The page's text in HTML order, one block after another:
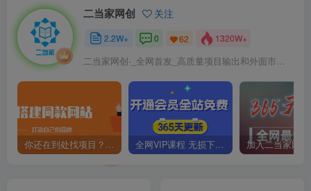
二当家网创 关注
2.2W+ 0 62 1320W+
二当家网创-_全网首发_高质量项目输出和外面市场高价课程一模一样
你还在到处找项目？还在当韭菜？我靠卖项目一个月收入5万+，曾经我也是个失败者。 全网VIP课程 无损下载~